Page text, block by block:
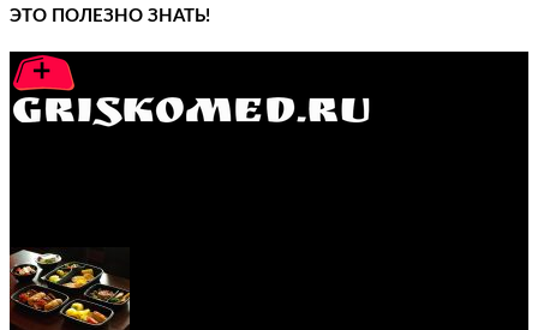
ЭТО ПОЛЕЗНО ЗНАТЬ!